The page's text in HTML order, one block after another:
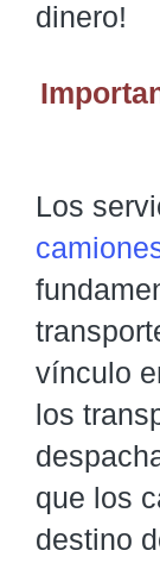
dinero!
Los
vínculo
los
que los
destino